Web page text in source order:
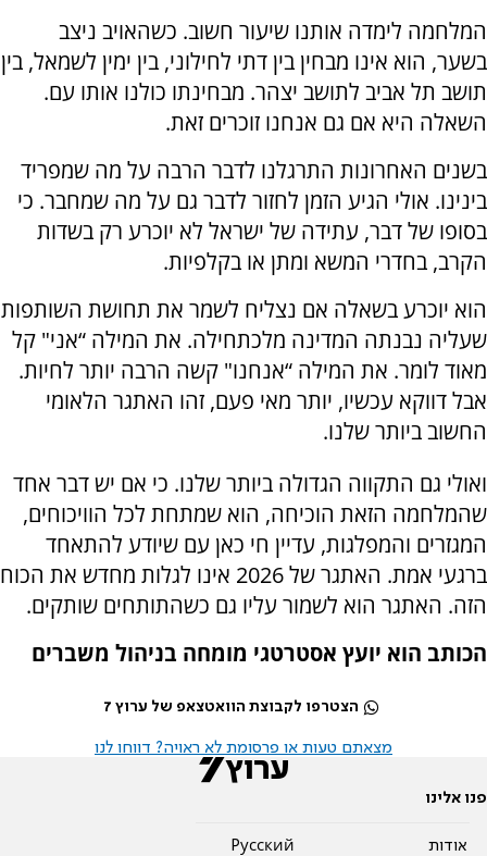
המלחמה לימדה אותנו שיעור חשוב. כשהאויב ניצב
בשער, הוא אינו מבחין בין דתי לחילוני, בין ימין לשמאל, בין
תושב תל אביב לתושב יצהר. מבחינתו כולנו אותו עם.
השאלה היא אם גם אנחנו זוכרים זאת.
בשנים האחרונות התרגלנו לדבר הרבה על מה שמפריד
בינינו. אולי הגיע הזמן לחזור לדבר גם על מה שמחבר. כי
בסופו של דבר, עתידה של ישראל לא יוכרע רק בשדות
הקרב, בחדרי המשא ומתן או בקלפיות.
הוא יוכרע בשאלה אם נצליח לשמר את תחושת השותפות
שעליה נבנתה המדינה מלכתחילה. את המילה “אני" קל
מאוד לומר. את המילה “אנחנו" קשה הרבה יותר לחיות.
אבל דווקא עכשיו, יותר מאי פעם, זהו האתגר הלאומי
החשוב ביותר שלנו.
ואולי גם התקווה הגדולה ביותר שלנו. כי אם יש דבר אחד
שהמלחמה הזאת הוכיחה, הוא שמתחת לכל הוויכוחים,
המגזרים והמפלגות, עדיין חי כאן עם שיודע להתאחד
ברגעי אמת. האתגר של 2026 אינו לגלות מחדש את הכוח
הזה. האתגר הוא לשמור עליו גם כשהתותחים שותקים.
הכותב הוא יועץ אסטרטגי מומחה בניהול משברים
הצטרפו לקבוצת הוואטצאפ של ערוץ 7
מצאתם טעות או פרסומת לא ראויה? דווחו לנו
פנו אלינו
אודות
Pусский